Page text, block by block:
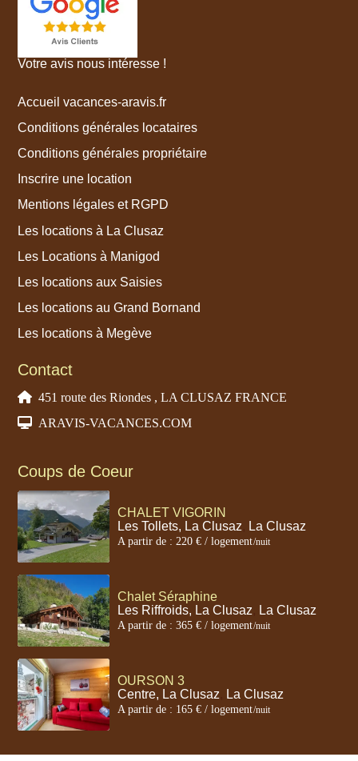
Votre avis nous intéresse !
Accueil vacances-aravis.fr
Conditions générales locataires
Conditions générales propriétaire
Inscrire une location
Mentions légales et RGPD
Les locations à La Clusaz
Les Locations à Manigod
Les locations aux Saisies
Les locations au Grand Bornand
Les locations à Megève
Contact
451 route des Riondes , LA CLUSAZ FRANCE
ARAVIS-VACANCES.COM
Coups de Coeur
CHALET VIGORIN
Les Tollets, La Clusaz
La Clusaz
A partir de : 220 € / logement/nuit
Chalet Séraphine
Les Riffroids, La Clusaz
La Clusaz
A partir de : 365 € / logement/nuit
OURSON 3
Centre, La Clusaz
La Clusaz
A partir de : 165 € / logement/nuit